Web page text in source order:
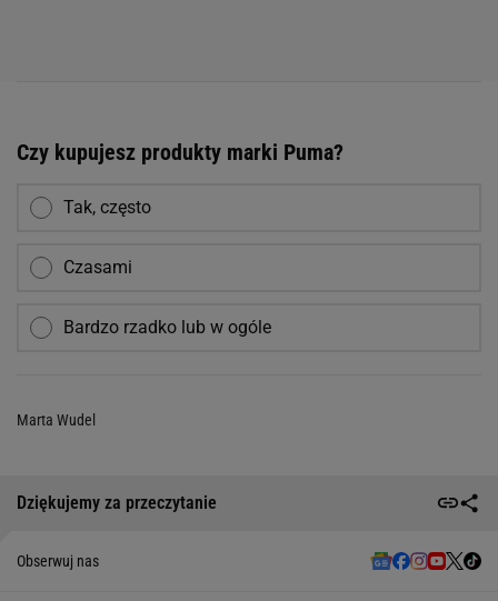
Czy kupujesz produkty marki Puma?
Tak, często
Czasami
Bardzo rzadko lub w ogóle
Marta Wudel
Dziękujemy za przeczytanie
Obserwuj nas